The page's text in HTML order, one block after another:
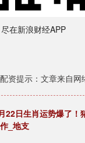
在新浪财经APP
资提示：文章来自网
22日生肖运势爆了！
_地支